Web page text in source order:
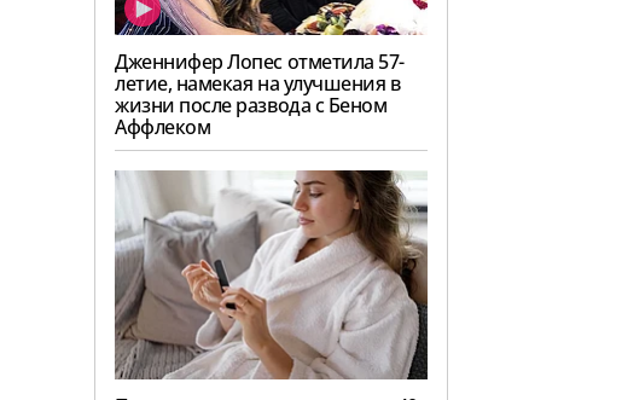
Дженнифер Лопес отметила 57-
летие, намекая на улучшения в
жизни после развода с Беном
Аффлеком